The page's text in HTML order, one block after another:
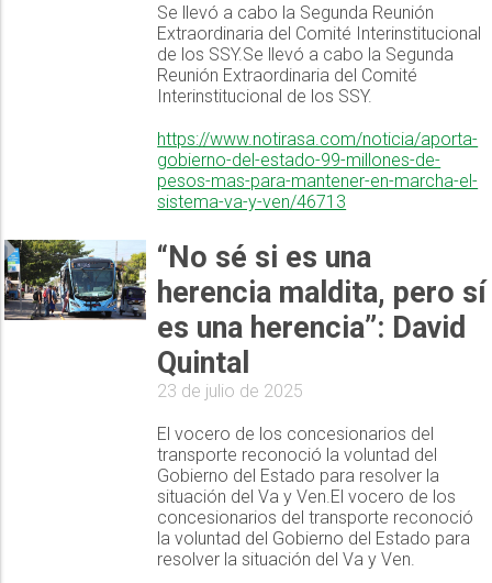
Se llevó a cabo la Segunda Reunión
Extraordinaria del Comité Interinstitucional
de los SSY.Se llevó a cabo la Segunda
Reunión Extraordinaria del Comité
Interinstitucional de los SSY.
https://www.notirasa.com/noticia/aporta-
gobierno-del-estado-99-millones-de-
pesos-mas-para-mantener-en-marcha-el-
sistema-va-y-ven/46713
“No sé si es una
herencia maldita, pero sí
es una herencia”: David
Quintal
23 de julio de 2025
El vocero de los concesionarios del
transporte reconoció la voluntad del
Gobierno del Estado para resolver la
situación del Va y Ven.El vocero de los
concesionarios del transporte reconoció
la voluntad del Gobierno del Estado para
resolver la situación del Va y Ven.